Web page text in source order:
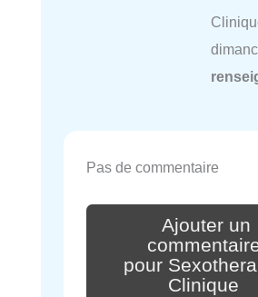
Pas de commentaire
Ajouter un
pour
Clinique